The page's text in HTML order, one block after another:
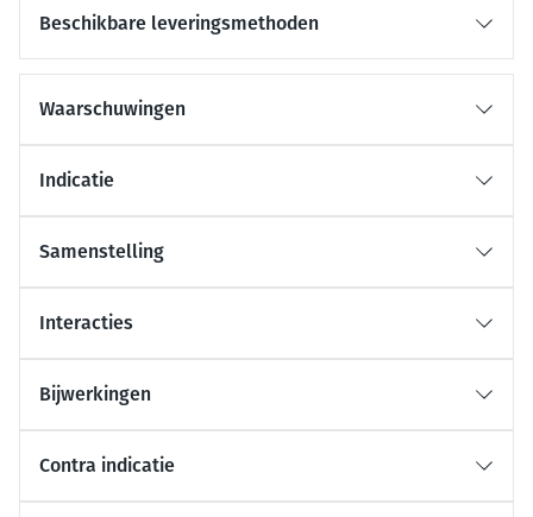
Beschikbare leveringsmethoden
Waarschuwingen
Indicatie
Samenstelling
Interacties
Bijwerkingen
Contra indicatie